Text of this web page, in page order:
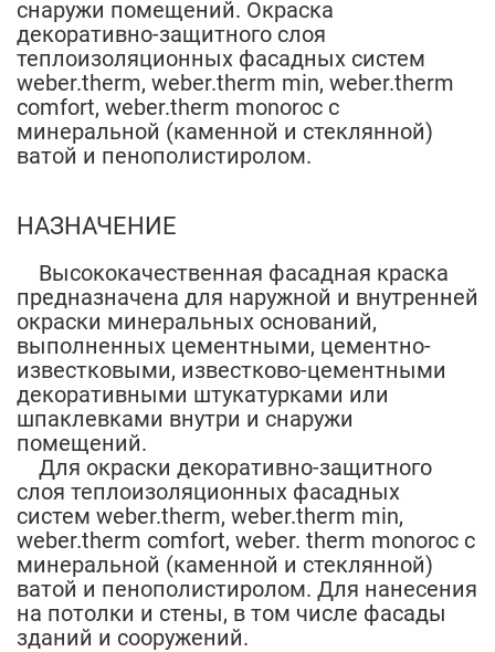
снаружи помещений. Окраска
декоративно-защитного слоя
теплоизоляционных фасадных систем
weber.therm, weber.therm min, weber.therm
comfort, weber.therm monoroc c
минеральной (каменной и стеклянной)
ватой и пенополистиролом.
НАЗНАЧЕНИЕ
Высококачественная фасадная краска
предназначена для наружной и внутренней
окраски минеральных оснований,
выполненных цементными, цементно-
известковыми, известково-цементными
декоративными штукатурками или
шпаклевками внутри и снаружи
помещений.
Для окраски декоративно-защитного
слоя теплоизоляционных фасадных
систем weber.therm, weber.therm min,
weber.therm comfort, weber. therm monoroc c
минеральной (каменной и стеклянной)
ватой и пенополистиролом. Для нанесения
на потолки и стены, в том числе фасады
зданий и сооружений.